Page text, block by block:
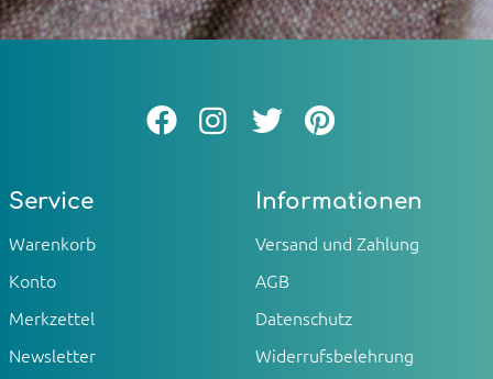
Service
Warenkorb
Konto
Merkzettel
Newsletter
Informationen
Versand und Zahlung
AGB
Datenschutz
Widerrufsbelehrung